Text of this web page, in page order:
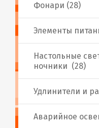
Фонари (28)
Аварийное
Настольные
ночники (28)
Удлинители и
Элементы